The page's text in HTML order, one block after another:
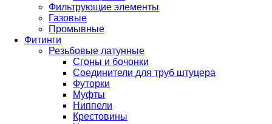
Фильтрующие элементы
Газовые
Промывные
Фитинги
Резьбовые латунные
Сгоны и бочонки
Соединители для труб штуцера
Футорки
Муфты
Ниппели
Крестовины